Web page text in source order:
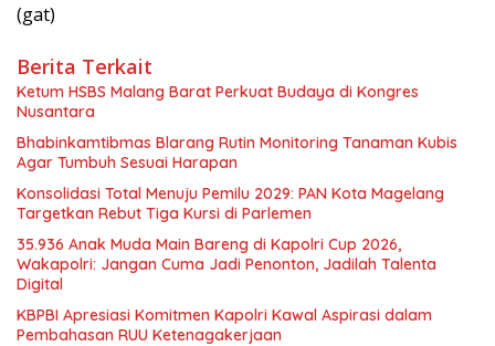
(gat)
Berita Terkait
Ketum HSBS Malang Barat Perkuat Budaya di Kongres
Nusantara
Bhabinkamtibmas Blarang Rutin Monitoring Tanaman Kubis
Agar Tumbuh Sesuai Harapan
Konsolidasi Total Menuju Pemilu 2029: PAN Kota Magelang
Targetkan Rebut Tiga Kursi di Parlemen
35.936 Anak Muda Main Bareng di Kapolri Cup 2026,
Wakapolri: Jangan Cuma Jadi Penonton, Jadilah Talenta
Digital
KBPBI Apresiasi Komitmen Kapolri Kawal Aspirasi dalam
Pembahasan RUU Ketenagakerjaan